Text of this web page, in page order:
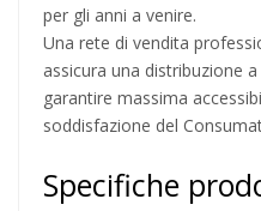
per gli anni a venire.
Una rete di vendita
assicura una distribuzione
garantire massima
soddisfazione del
Specifiche